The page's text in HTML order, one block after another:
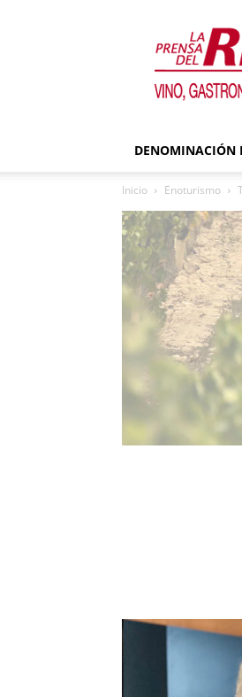
DENOMINACIÓN
Inicio Enoturismo